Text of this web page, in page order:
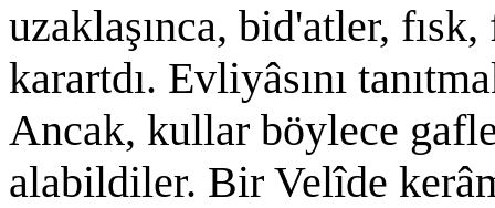
uzaklaşınca, bid'atler,
karartdı. Evliyâsını
Ancak, kullar böylece
alabildiler. Bir Velîde